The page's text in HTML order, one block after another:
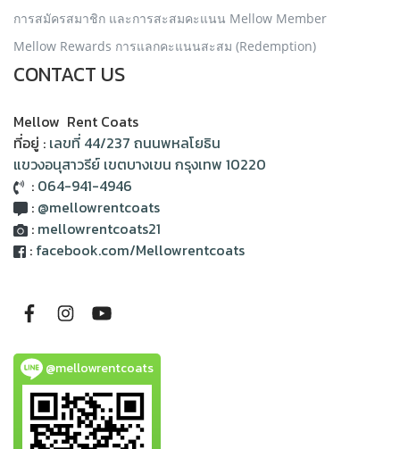
การสมัครสมาชิก และการสะสมคะแนน Mellow Member
Mellow Rewards การแลกคะแนนสะสม (Redemption)
CONTACT US
Mellow Rent Coats
ที่อยู่ : เลขที่ 44/237 ถนนพหลโยธิน
แขวงอนุสาวรีย์ เขตบางเขน กรุงเทพ 10220
: 064-941-4946
: @mellowrentcoats
: mellowrentcoats21
: facebook.com/Mellowrentcoats
@mellowrentcoats